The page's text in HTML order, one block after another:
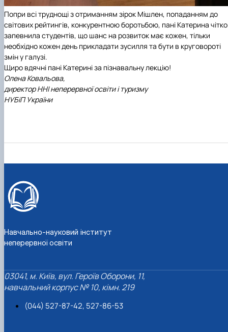
Попри всі труднощі з отриманням зірок Мішлен, попаданням до
світових рейтингів, конкурентною боротьбою, пані Катерина чітко
запевнила студентів, що шанс на розвиток має кожен, тільки
необхідно кожен день прикладати зусилля та бути в круговороті
змін у галузі.
Щиро вдячні пані Катерині за пізнавальну лекцію!
Олена Ковальова,
директор ННІ неперервної освіти і туризму
НУБіП України
Навчально-науковий інститут
неперервної освіти
03041, м. Київ, вул. Героїв Оборони, 11,
навчальний корпус № 10, кімн. 219
(044) 527-87-42, 527-86-53